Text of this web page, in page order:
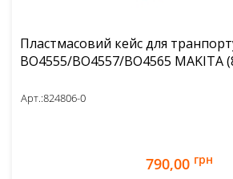
Пластмасовий кейс для
Арт.:824806-0
790,00 грн